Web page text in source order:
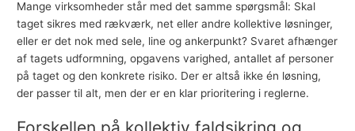
Mange virksomheder står med det samme spørgsmål: Skal
taget sikres med rækværk, net eller andre kollektive løsninger,
eller er det nok med sele, line og ankerpunkt? Svaret afhænger
af tagets udformning, opgavens varighed, antallet af personer
på taget og den konkrete risiko. Der er altså ikke én løsning,
der passer til alt, men der er en klar prioritering i reglerne.